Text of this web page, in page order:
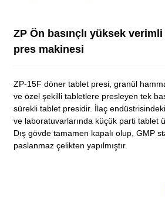
ZP Ön basınçlı yüksek
pres makinesi
ZP-15F döner tablet presi, granül
ve özel şekilli tabletlere presleyen tek
sürekli tablet presidir. İlaç
ve laboratuvarlarında küçük parti tablet
Dış gövde tamamen kapalı olup, GMP
paslanmaz çelikten yapılmıştır.